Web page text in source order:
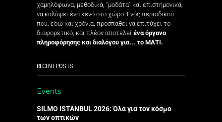
χαμηλόφωνα, μεθοδικά, "μοδάτα" και επιστημονικά,
να καλύψει ένα κενό στο χώρο. Ενός περιοδικού
που, εδώ και χρόνια, προσπαθεί να επιτύχει το
διαφορετικό, και πλέον αποτελεί ένα όργανο
πληροφόρησης και διαλόγου για... το ΜΑΤΙ.
RECENT POSTS
Events
SILMO ISTANBUL 2026: Όλα για τον κόσμο
των οπτικών